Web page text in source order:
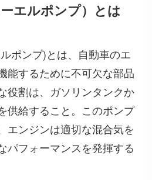
エルポンプ）とは
ポンプ)とは、自動車のエ
能するために不可欠な部品
役割は、ガソリンタンクか
供給すること。このポンプ
エンジンは適切な混合気を
パフォーマンスを発揮する